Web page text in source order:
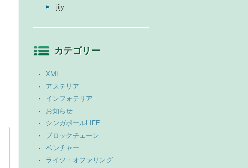
jijy
カテゴリー
XML
アステリア
インフォテリア
お知らせ
シンガポールLIFE
ブロックチェーン
ベンチャー
ライツ・オファリング